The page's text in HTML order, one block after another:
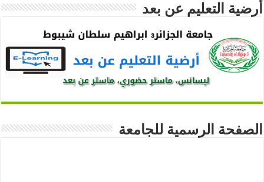
أرضية التعليم عن بعد
الصفحة الرسمية للجامعة